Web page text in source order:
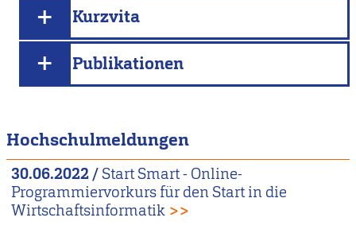
Kurzvita
Publikationen
Hochschulmeldungen
30.06.2022/Start Smart - Online-
Programmiervorkurs für den Start in die
Wirtschaftsinformatik >>